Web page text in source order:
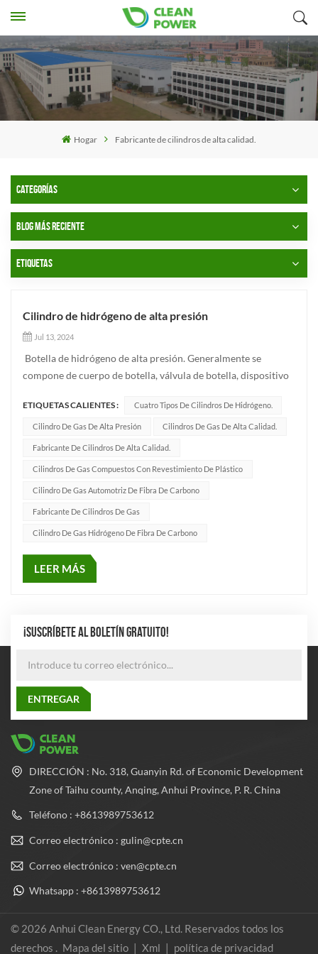
Hogar Fabricante de cilindros de alta calidad.
CATEGORÍAS
BLOG MÁS RECIENTE
ETIQUETAS
Cilindro de hidrógeno de alta presión
Jul 13, 2024
Botella de hidrógeno de alta presión. Generalmente se
compone de cuerpo de botella, válvula de botella, dispositivo
principal del almacenamiento de hidrógeno, el cual
generalmente es cilíndrico y tiene una cabeza en ambos
extremo...
ETIQUETAS CALIENTES : Cuatro Tipos De Cilindros De Hidrógeno.
Cilindro De Gas De Alta Presión Cilindros De Gas De Alta Calidad.
Fabricante De Cilindros De Alta Calidad.
Cilindros De Gas Compuestos Con Revestimiento De Plástico
Cilindro De Gas Automotriz De Fibra De Carbono
Fabricante De Cilindros De Gas
Cilindro De Gas Hidrógeno De Fibra De Carbono
LEER MÁS
¡SUSCRÍBETE AL BOLETÍN GRATUITO!
DIRECCIÓN : No. 318, Guanyin Rd. of Economic Development
Zone of Taihu county, Anqing, Anhui Province, P. R. China
Teléfono : +8613989753612
Correo electrónico : gulin@cpte.cn
Correo electrónico : ven@cpte.cn
Whatsapp : +8613989753612
© 2026 Anhui Clean Energy CO., Ltd. Reservados todos los
derechos . Mapa del sitio | Xml | política de privacidad